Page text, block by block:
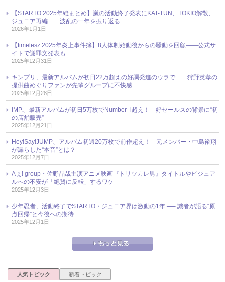
【STARTO 2025年総まとめ】嵐の活動終了発表にKAT-TUN、TOKIO解散、
ジュニア再編……波乱の一年を振り返る
2026年1月1日
【timelesz 2025年炎上事件簿】8人体制始動後からの騒動を回顧――公式サ
イトで謝罪文発表も
2025年12月31日
キンプリ、最新アルバムが初日22万超えの好調発進のウラで……狩野英孝の
提供曲めぐりファンが先輩グループに不快感
2025年12月28日
IMP.、最新アルバムが初日5万枚でNumber_i超え！ 好セールスの背景に“初
の店舗販売”
2025年12月21日
Hey!Say!JUMP、アルバム初週20万枚で前作超え！ 元メンバー・中島裕翔
が漏らした“本音”とは？
2025年12月7日
Aぇ! group・佐野晶哉主演アニメ映画『トリツカレ男』タイトルやビジュア
ルへの不安が「絶賛に反転」するワケ
2025年12月3日
少年忍者、活動終了でSTARTO・ジュニア界は激動の1年 ── 識者が語る“原
点回帰”と今後への期待
2025年12月1日
人気トピック 新着トピック